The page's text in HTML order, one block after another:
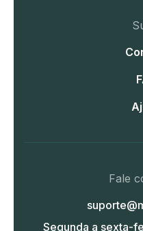
Fale
Segunda a sexta-